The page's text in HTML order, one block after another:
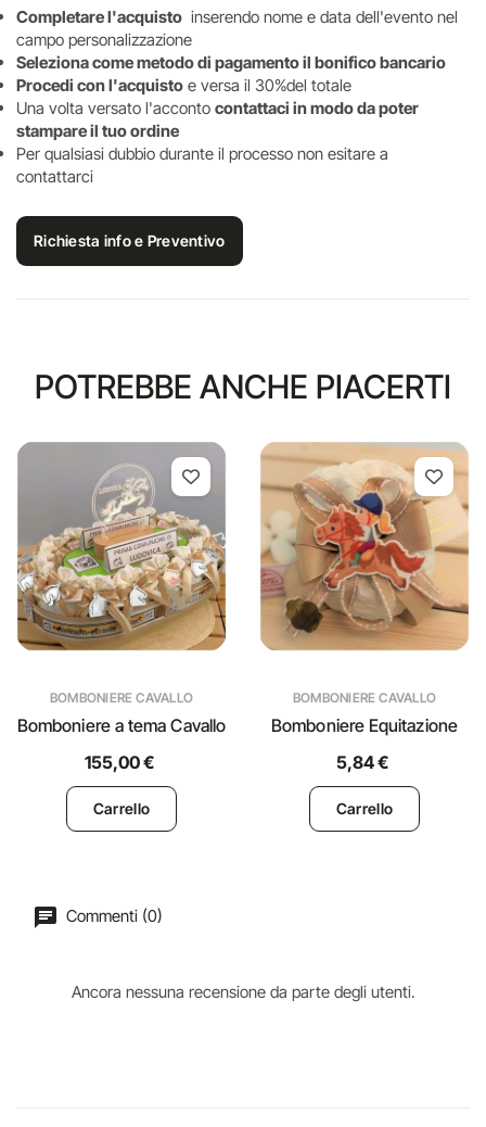
Completare l'acquisto inserendo nome e data dell'evento nel
campo personalizzazione
Seleziona come metodo di pagamento il bonifico bancario
Procedi con l'acquisto e versa il 30%del totale
Una volta versato l'acconto contattaci in modo da poter
stampare il tuo ordine
Per qualsiasi dubbio durante il processo non esitare a
contattarci
Richiesta info e Preventivo
POTREBBE ANCHE PIACERTI
BOMBONIERE CAVALLO
Bomboniere a tema Cavallo
155,00 €
Carrello
BOMBONIERE CAVALLO
Bomboniere Equitazione
5,84 €
Carrello
Commenti (0)
Ancora nessuna recensione da parte degli utenti.